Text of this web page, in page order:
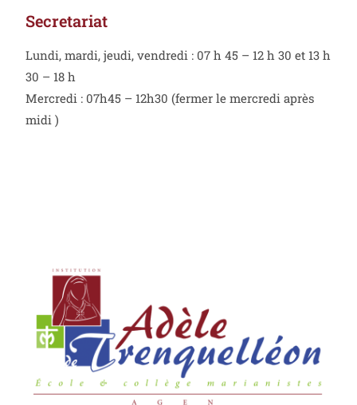
Secretariat
Lundi, mardi, jeudi, vendredi : 07 h 45 – 12 h 30 et 13 h
30 – 18 h
Mercredi : 07h45 – 12h30 (fermer le mercredi après
midi )